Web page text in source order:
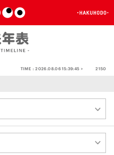
TIME :2026.08.06 15:39:45 > 2150